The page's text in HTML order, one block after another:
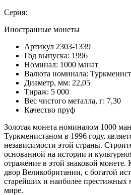
Серия:
Иностранные монеты
Артикул 2303-1339
Год выпуска: 1996
Номинал: 1000 манат
Валюта номинала:
Диаметр, мм: 22,05
Тираж: 5 000
Вес чистого металла, г: 7,30
Качество пруф
Золотая монета номиналом 1000
Туркменистаном в 1996 году,
независимости этой страны.
основанной на истории и
отражение в этой знаковой
двор Великобритании, с богатой
старейших и наиболее престижных
мире.